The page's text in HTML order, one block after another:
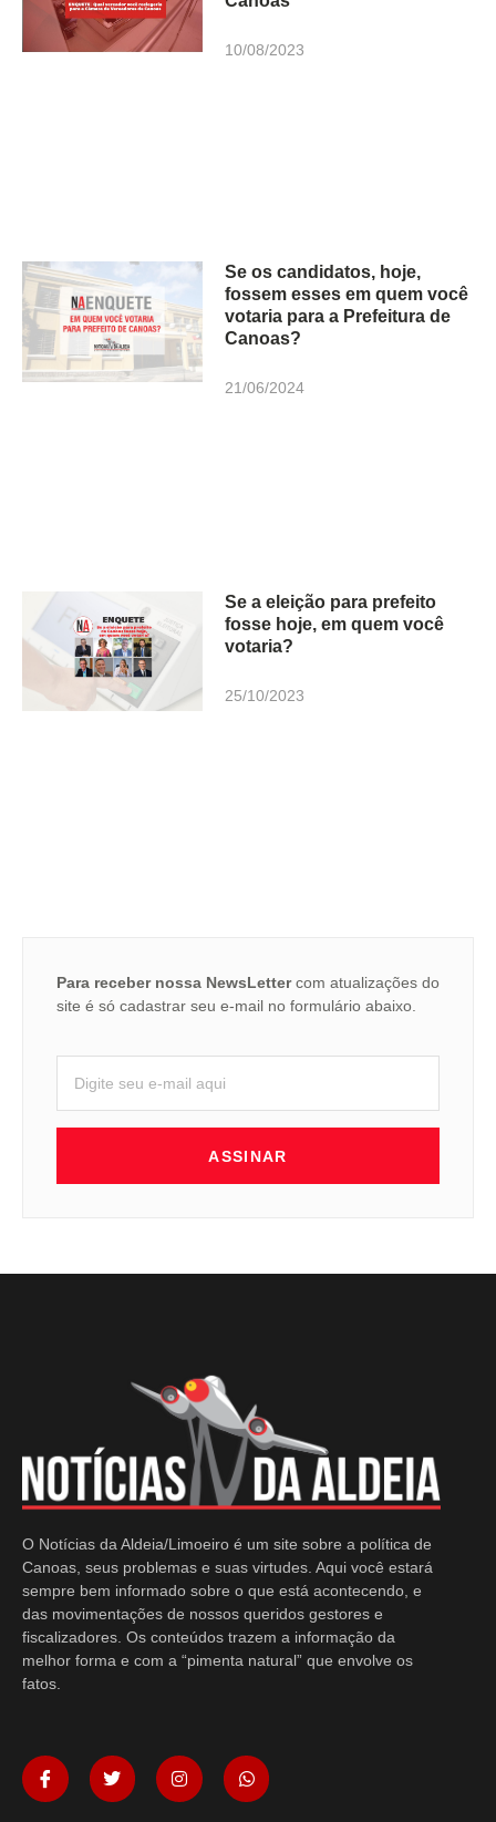
10/08/2023
Se os candidatos, hoje,
fossem esses em quem você
votaria para a Prefeitura de
Canoas?
21/06/2024
Se a eleição para prefeito
fosse hoje, em quem você
votaria?
25/10/2023
Para receber nossa NewsLettercom atualizações do
site é só cadastrar seu e-mail no formulário abaixo.
ASSINAR
O Notícias da Aldeia/Limoeiro é um site sobre a política de
Canoas, seus problemas e suas virtudes. Aqui você estará
sempre bem informado sobre o que está acontecendo, e
das movimentações de nossos queridos gestores e
fiscalizadores. Os conteúdos trazem a informação da
melhor forma e com a “pimenta natural” que envolve os
fatos.